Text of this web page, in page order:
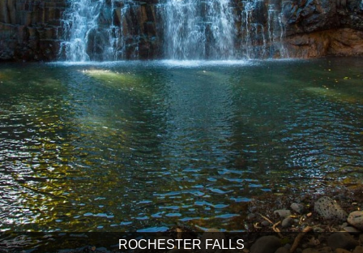
ROCHESTER FALLS